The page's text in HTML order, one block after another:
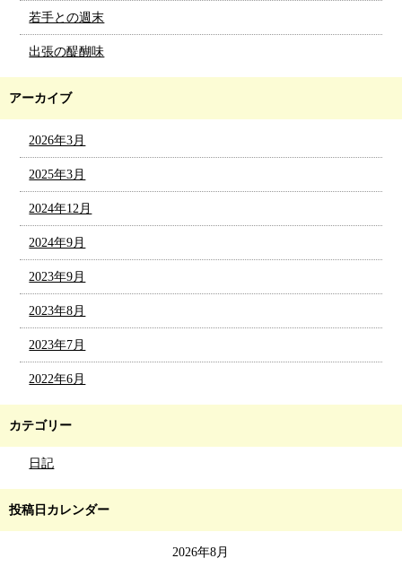
若手との週末
出張の醍醐味
アーカイブ
2026年3月
2025年3月
2024年12月
2024年9月
2023年9月
2023年8月
2023年7月
2022年6月
カテゴリー
日記
投稿日カレンダー
2026年8月